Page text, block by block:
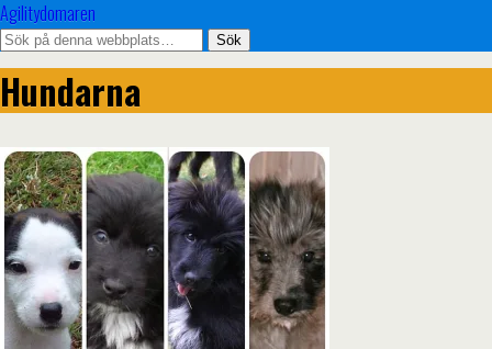
Agilitydomaren
Hundarna